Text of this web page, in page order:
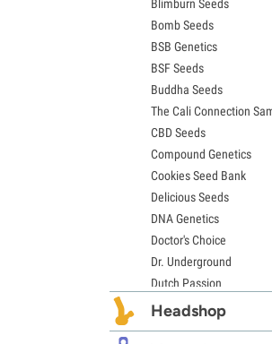
Wedding Cake Samen
Zkittlez Samen
Pineapple Express Samen
Chemdawg Samen
Hindu Kush Samen
Mimosa Samen
Blimburn Seeds
Bomb Seeds
BSB Genetics
BSF Seeds
Buddha Seeds
The Cali Connection
CBD Seeds
Compound Genetics
Cookies Seed Bank
Delicious Seeds
DNA Genetics
Doctor's Choice
Dr. Underground
Dutch Passion
Elite Seeds
Headshop